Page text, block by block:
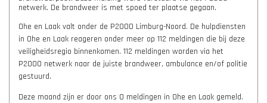
netwerk. De brandweer is met spoed ter plaatse gegaan.
Ohe en Laak valt onder de P2000 Limburg-Noord. De hulpdiensten
in Ohe en Laak reageren onder meer op 112 meldingen die bij deze
veiligheidsregio binnenkomen. 112 meldingen worden via het
P2000 netwerk naar de juiste brandweer, ambulance en/of politie
gestuurd.
Deze maand zijn er door ons 0 meldingen in Ohe en Laak gemeld.